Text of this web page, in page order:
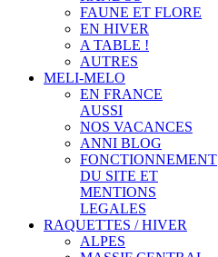
FAUNE ET FLORE
EN HIVER
A TABLE !
AUTRES
MELI-MELO
EN FRANCE
AUSSI
NOS VACANCES
ANNI BLOG
FONCTIONNEMENT
DU SITE ET
MENTIONS
LEGALES
RAQUETTES / HIVER
ALPES